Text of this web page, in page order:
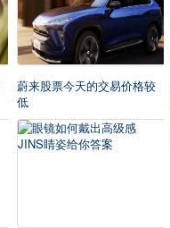
蔚来股票今天的交易价格较
低